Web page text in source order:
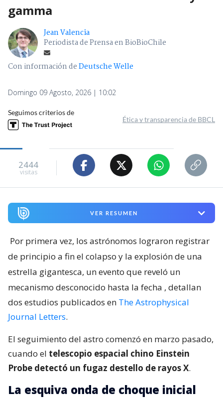
gamma
Jean Valencia
Periodista de Prensa en BioBioChile
Con información deDeutsche Welle
Domingo 09 Agosto, 2026 | 10:02
Seguimos criterios de
Ética y transparencia de BBCL
2444
visitas
VER RESUMEN
Por primera vez, los astrónomos lograron registrar
de principio a fin el colapso y la explosión de una
estrella gigantesca, un evento que reveló un
mecanismo desconocido hasta la fecha , detallan
dos estudios publicados en The Astrophysical
Journal Letters.
El seguimiento del astro comenzó en marzo pasado,
cuando el telescopio espacial chino Einstein
Probe detectó un fugaz destello de rayos X.
La esquiva onda de choque inicial